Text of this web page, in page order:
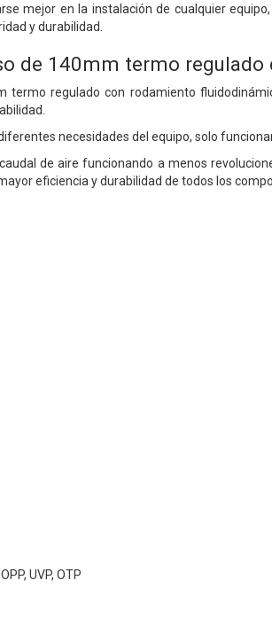
mejor en la instalación de cualquier
y durabilidad.
de 140mm termo
termo regulado con rodamiento
necesidades del equipo, solo
de aire funcionando a menos
eficiencia y durabilidad de todos los
UVP, OTP